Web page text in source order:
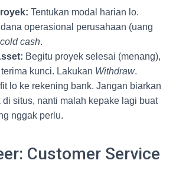
Tentukan modal harian lo.
operasional perusahaan (uang
cold cash.
Begitu proyek selesai (menang),
kunci. Lakukan Withdraw.
lo ke rekening bank. Jangan biarkan
di situs, nanti malah kepake lagi buat
nggak perlu.
Customer Service